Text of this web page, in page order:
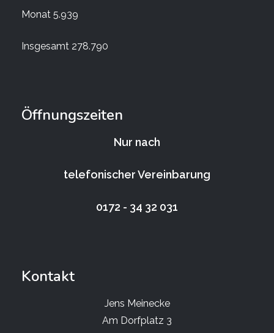
Monat 5.939
Insgesamt 278.790
Öffnungszeiten
Nur nach
telefonischer Vereinbarung
0172 - 34 32 031
Kontakt
Jens Meinecke
Am Dorfplatz 3